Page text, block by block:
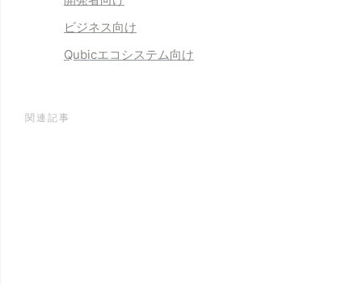
ビジネス向け
Qubicエコシステム向け
関連記事